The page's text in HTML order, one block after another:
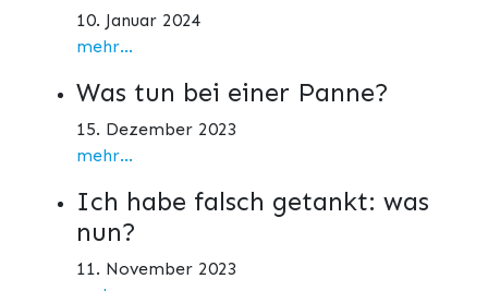
10. Januar 2024
mehr...
Was tun bei einer Panne?
15. Dezember 2023
mehr...
Ich habe falsch getankt: was
nun?
11. November 2023